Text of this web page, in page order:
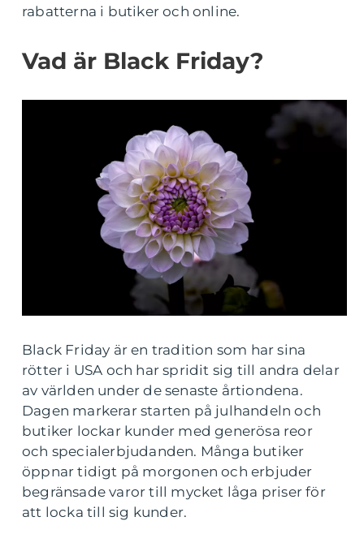
rabatterna i butiker och online.
Vad är Black Friday?
Black Friday är en tradition som har sina
rötter i USA och har spridit sig till andra delar
av världen under de senaste årtiondena.
Dagen markerar starten på julhandeln och
butiker lockar kunder med generösa reor
och specialerbjudanden. Många butiker
öppnar tidigt på morgonen och erbjuder
begränsade varor till mycket låga priser för
att locka till sig kunder.